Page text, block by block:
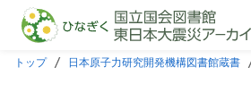
本文に飛ぶ
トップ 日本原子力研究開発機構図書館蔵書